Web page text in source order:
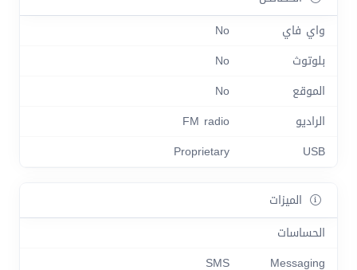
واي فاي
No
بلوتوث
No
الموقع
No
الراديو
FM radio
USB
Proprietary
الميزات
الحساسات
Messaging
SMS